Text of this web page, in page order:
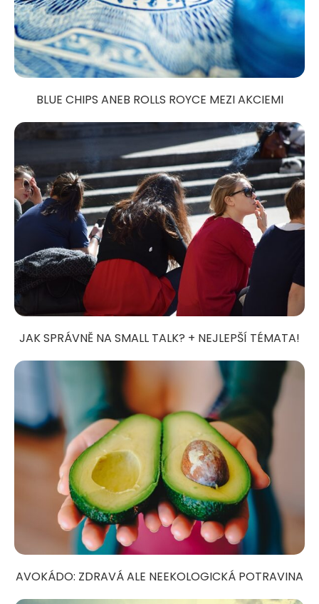
BLUE CHIPS ANEB ROLLS ROYCE MEZI AKCIEMI
JAK SPRÁVNĚ NA SMALL TALK? + NEJLEPŠÍ TÉMATA!
AVOKÁDO: ZDRAVÁ ALE NEEKOLOGICKÁ POTRAVINA